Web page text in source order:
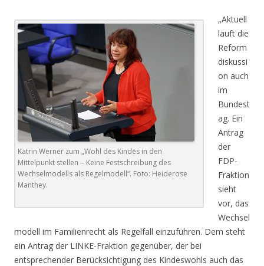
Katrin Werner zum „Wohl des Kindes in den
Mittelpunkt stellen ‒ Keine Festschreibung des
Wechselmodells als Regelmodell“. Foto: Heiderose
Manthey.
„Aktuell
läuft die
Reform
diskussi
on auch
im
Bundest
ag. Ein
Antrag
der
FDP-
Fraktion
sieht
vor, das
Wechsel
modell im Familienrecht als Regelfall einzuführen. Dem steht
ein Antrag der LINKE-Fraktion gegenüber, der bei
entsprechender Berücksichtigung des Kindeswohls auch das